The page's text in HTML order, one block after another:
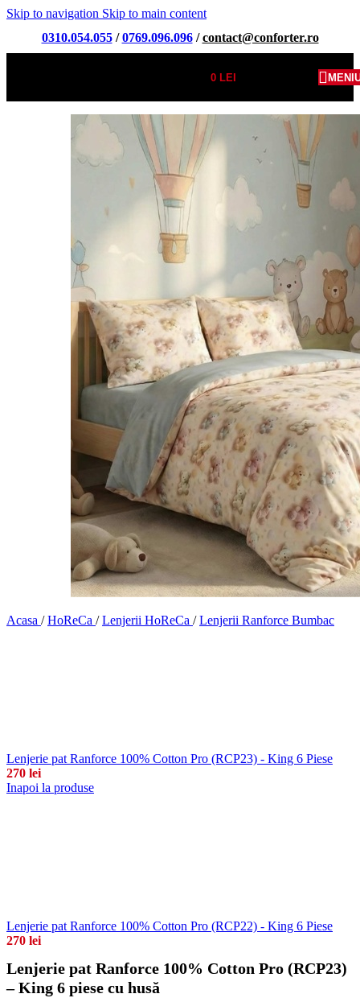
Skip to navigation Skip to main content
0310.054.055/0769.096.096/contact@conforter.ro
0LEI
Acasa / HoReCa / Lenjerii HoReCa / Lenjerii Ranforce Bumbac
Lenjerie pat Ranforce 100% Cotton Pro (RCP23) - King 6 Piese
270 lei
Inapoi la produse
Lenjerie pat Ranforce 100% Cotton Pro (RCP22) - King 6 Piese
270 lei
Lenjerie pat Ranforce 100% Cotton Pro (RCP23)
– King 6 piese cu husă